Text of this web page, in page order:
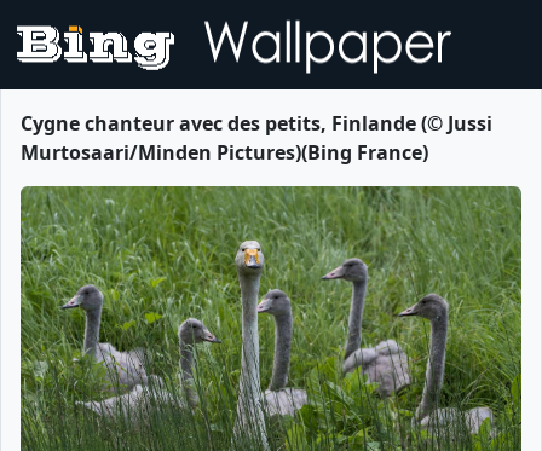
Cygne chanteur avec des petits, Finlande (© Jussi
Murtosaari/Minden Pictures)(Bing France)